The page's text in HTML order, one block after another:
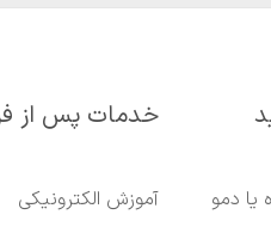
یا دمو
خدمات پس از
آموزش الکترونیکی